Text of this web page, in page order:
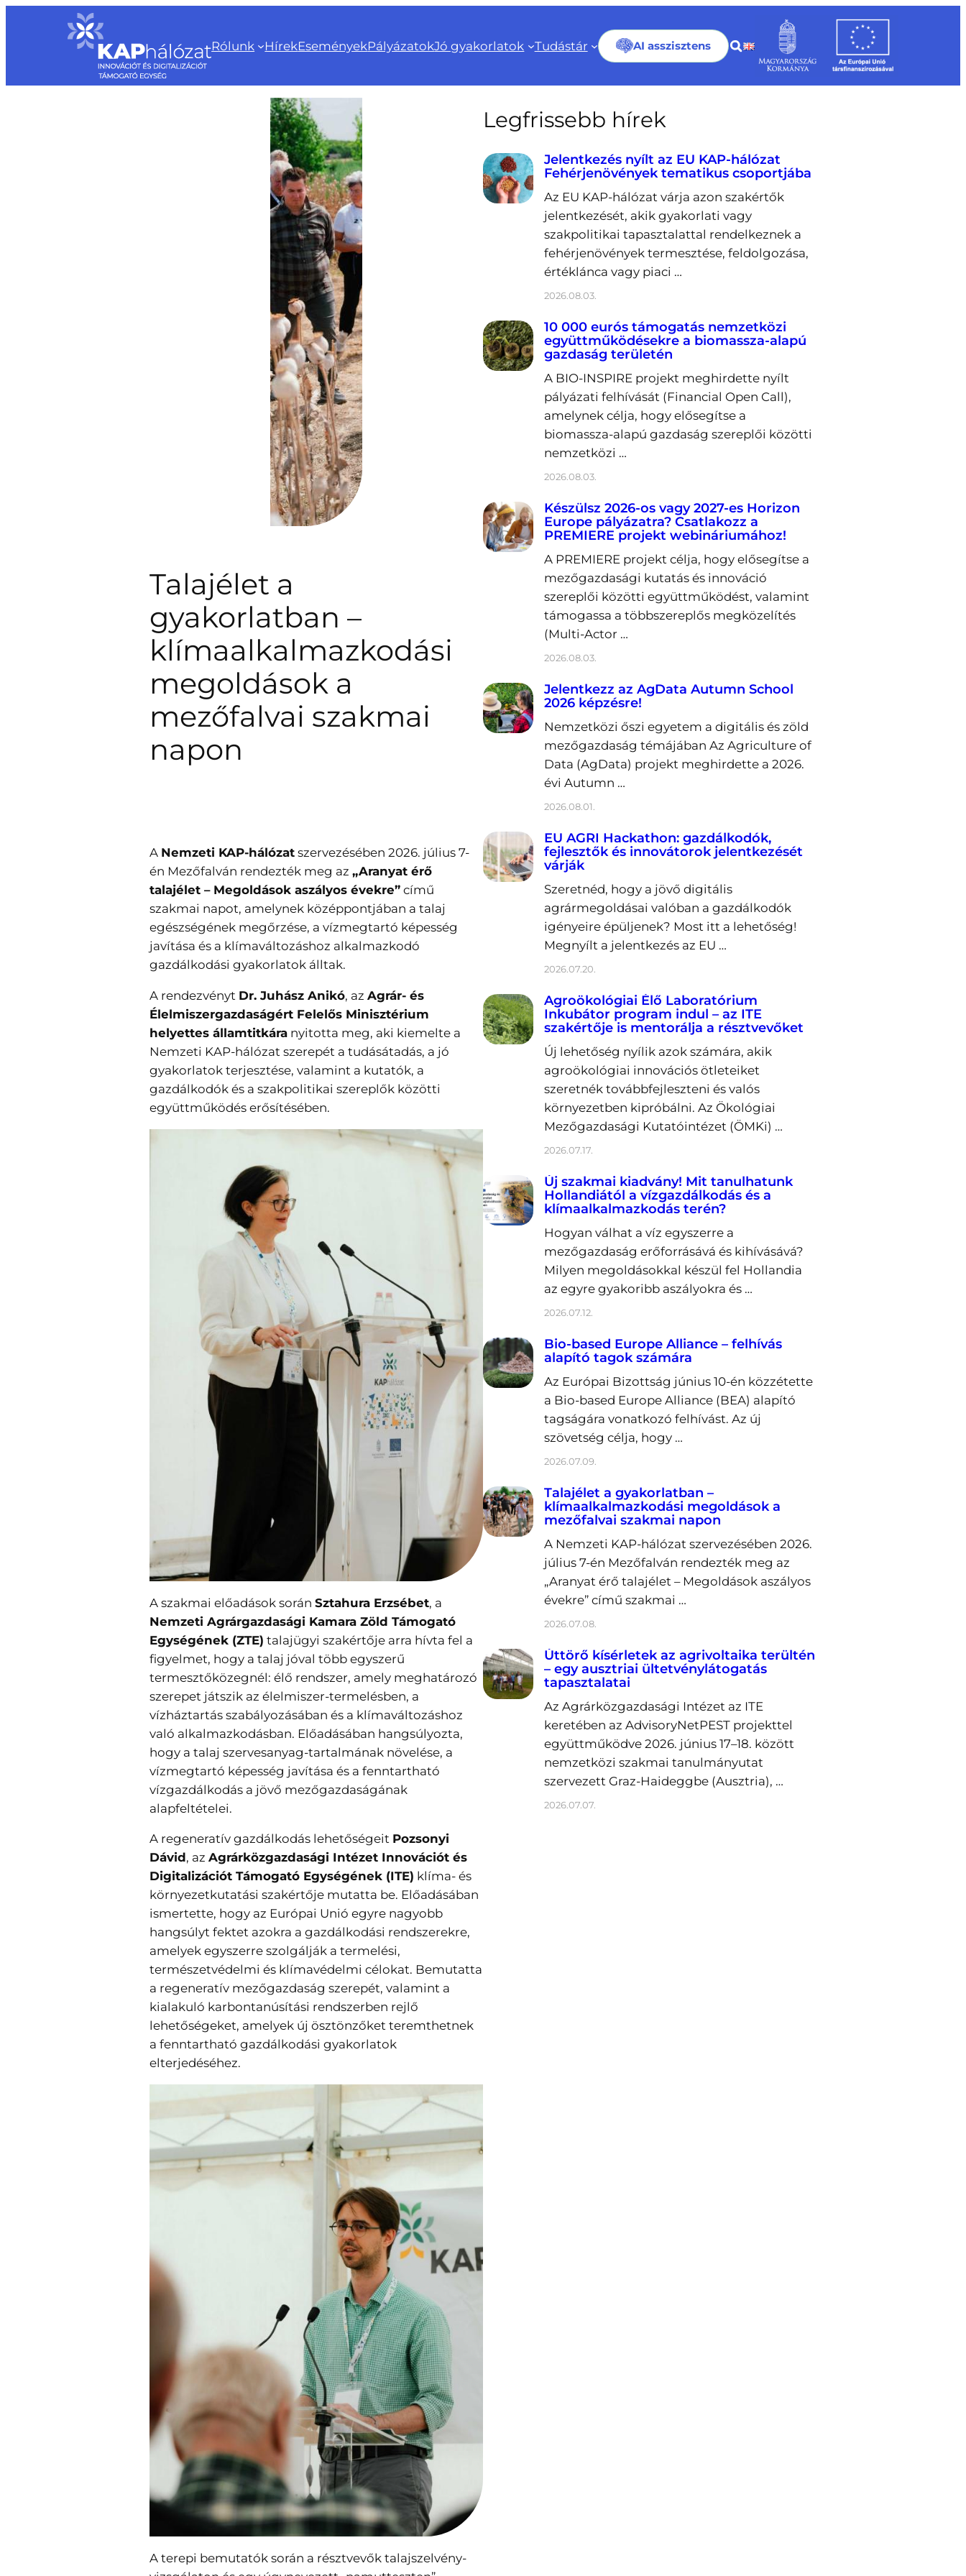
tartalomhoz
Rólunk HírekEseményekPályázatokJó gyakorlatok Tudástár AI asszisztens
Talajélet a
gyakorlatban –
klímaalkalmazkodási
megoldások a
mezőfalvai szakmai
napon
A Nemzeti KAP-hálózat szervezésében 2026. július 7-
én Mezőfalván rendezték meg az „Aranyat érő
talajélet – Megoldások aszályos évekre” című
szakmai napot, amelynek középpontjában a talaj
egészségének megőrzése, a vízmegtartó képesség
javítása és a klímaváltozáshoz alkalmazkodó
gazdálkodási gyakorlatok álltak.
A rendezvényt Dr. Juhász Anikó, az Agrár- és
Élelmiszergazdaságért Felelős Minisztérium
helyettes államtitkára nyitotta meg, aki kiemelte a
Nemzeti KAP-hálózat szerepét a tudásátadás, a jó
gyakorlatok terjesztése, valamint a kutatók, a
gazdálkodók és a szakpolitikai szereplők közötti
együttműködés erősítésében.
A szakmai előadások során Sztahura Erzsébet, a
Nemzeti Agrárgazdasági Kamara Zöld Támogató
Egységének (ZTE) talajügyi szakértője arra hívta fel a
figyelmet, hogy a talaj jóval több egyszerű
termesztőközegnél: élő rendszer, amely meghatározó
szerepet játszik az élelmiszer-termelésben, a
vízháztartás szabályozásában és a klímaváltozáshoz
való alkalmazkodásban. Előadásában hangsúlyozta,
hogy a talaj szervesanyag-tartalmának növelése, a
vízmegtartó képesség javítása és a fenntartható
vízgazdálkodás a jövő mezőgazdaságának
alapfeltételei.
A regeneratív gazdálkodás lehetőségeit Pozsonyi
Dávid, az Agrárközgazdasági Intézet Innovációt és
Digitalizációt Támogató Egységének (ITE) klíma- és
környezetkutatási szakértője mutatta be. Előadásában
ismertette, hogy az Európai Unió egyre nagyobb
hangsúlyt fektet azokra a gazdálkodási rendszerekre,
amelyek egyszerre szolgálják a termelési,
természetvédelmi és klímavédelmi célokat. Bemutatta
a regeneratív mezőgazdaság szerepét, valamint a
kialakuló karbontanúsítási rendszerben rejlő
lehetőségeket, amelyek új ösztönzőket teremthetnek
a fenntartható gazdálkodási gyakorlatok
elterjedéséhez.
A terepi bemutatók során a résztvevők talajszelvény-
Legfrissebb hírek
Jelentkezés nyílt az EU KAP-hálózat
Fehérjenövények tematikus csoportjába
Az EU KAP-hálózat várja azon szakértők
jelentkezését, akik gyakorlati vagy
szakpolitikai tapasztalattal rendelkeznek a
fehérjenövények termesztése, feldolgozása,
értéklánca vagy piaci …
2026.08.03.
10 000 eurós támogatás nemzetközi
együttműködésekre a biomassza-alapú
gazdaság területén
A BIO-INSPIRE projekt meghirdette nyílt
pályázati felhívását (Financial Open Call),
amelynek célja, hogy elősegítse a
biomassza-alapú gazdaság szereplői közötti
nemzetközi …
2026.08.03.
Készülsz 2026-os vagy 2027-es Horizon
Europe pályázatra? Csatlakozz a
PREMIERE projekt webináriumához!
A PREMIERE projekt célja, hogy elősegítse a
mezőgazdasági kutatás és innováció
szereplői közötti együttműködést, valamint
támogassa a többszereplős megközelítés
(Multi-Actor …
2026.08.03.
Jelentkezz az AgData Autumn School
2026 képzésre!
Nemzetközi őszi egyetem a digitális és zöld
mezőgazdaság témájában Az Agriculture of
Data (AgData) projekt meghirdette a 2026.
évi Autumn …
2026.08.01.
EU AGRI Hackathon: gazdálkodók,
fejlesztők és innovátorok jelentkezését
várják
Szeretnéd, hogy a jövő digitális
agrármegoldásai valóban a gazdálkodók
igényeire épüljenek? Most itt a lehetőség!
Megnyílt a jelentkezés az EU …
2026.07.20.
Agroökológiai Élő Laboratórium
Inkubátor program indul – az ITE
szakértője is mentorálja a résztvevőket
Új lehetőség nyílik azok számára, akik
agroökológiai innovációs ötleteiket
szeretnék továbbfejleszteni és valós
környezetben kipróbálni. Az Ökológiai
Mezőgazdasági Kutatóintézet (ÖMKi) …
2026.07.17.
Új szakmai kiadvány! Mit tanulhatunk
Hollandiától a vízgazdálkodás és a
klímaalkalmazkodás terén?
Hogyan válhat a víz egyszerre a
mezőgazdaság erőforrásává és kihívásává?
Milyen megoldásokkal készül fel Hollandia
az egyre gyakoribb aszályokra és …
2026.07.12.
Bio-based Europe Alliance – felhívás
alapító tagok számára
Az Európai Bizottság június 10-én közzétette
a Bio-based Europe Alliance (BEA) alapító
tagságára vonatkozó felhívást. Az új
szövetség célja, hogy …
2026.07.09.
Talajélet a gyakorlatban –
klímaalkalmazkodási megoldások a
mezőfalvai szakmai napon
A Nemzeti KAP-hálózat szervezésében 2026.
július 7-én Mezőfalván rendezték meg az
„Aranyat érő talajélet – Megoldások aszályos
évekre” című szakmai …
2026.07.08.
Úttörő kísérletek az agrivoltaika terültén
– egy ausztriai ültetvénylátogatás
tapasztalatai
Az Agrárközgazdasági Intézet az ITE
keretében az AdvisoryNetPEST projekttel
együttműködve 2026. június 17–18. között
nemzetközi szakmai tanulmányutat
szervezett Graz-Haideggbe (Ausztria), …
2026.07.07.